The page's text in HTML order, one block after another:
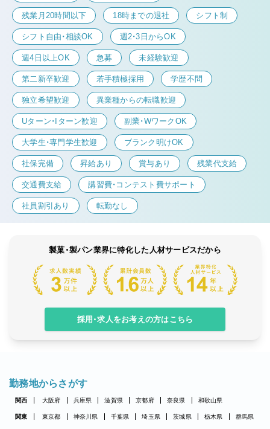
残業月20時間以下 18時までの退社 シフト制
シフト自由・相談OK 週2・3日からOK
週4日以上OK 急募 未経験歓迎
第二新卒歓迎 若手積極採用 学歴不問
独立希望歓迎 異業種からの転職歓迎
Uターン・Iターン歓迎 副業・WワークOK
大学生・専門学生歓迎 ブランク明けOK
社保完備 昇給あり 賞与あり 残業代支給
交通費支給 講習費・コンテスト費サポート
社員割引あり 転勤なし
製菓・製パン業界に特化した人材サービスだから
採用・求人をお考えの方はこちら
勤務地からさがす
関西 大阪府 兵庫県 滋賀県 京都府 奈良県 和歌山県
関東 東京都 神奈川県 千葉県 埼玉県 茨城県 栃木県 群馬県